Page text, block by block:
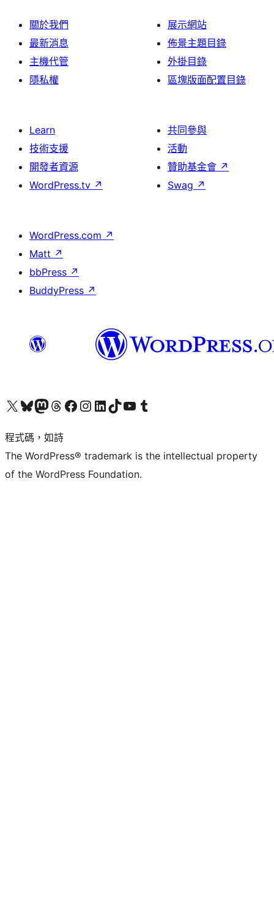
關於我們
最新消息
主機代管
隱私權
展示網站
佈景主題目錄
外掛目錄
區塊版面配置目錄
Learn
技術支援
開發者資源
WordPress.tv ↗
共同參與
活動
贊助基金會 ↗
Swag ↗
WordPress.com ↗
Matt ↗
bbPress ↗
BuddyPress ↗
查看我們的 X (之前的 Twitter) 帳號造訪我們的 Bluesky 帳號造訪我們的 Mastodon 帳號造訪我們的 Threads 帳號 造訪我們的 Facebook 粉絲專頁Visit our Instagram account
Visit our LinkedIn account
造訪我們的 TikTok 帳號Visit our YouTube channel
造訪我們的 Tumblr 帳號
程式碼，如詩
The WordPress® trademark is the intellectual property
of the WordPress Foundation.